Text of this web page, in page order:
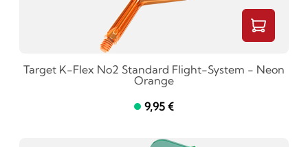
Target K-Flex No2 Standard Flight-System - Neon
Orange
9,95 €